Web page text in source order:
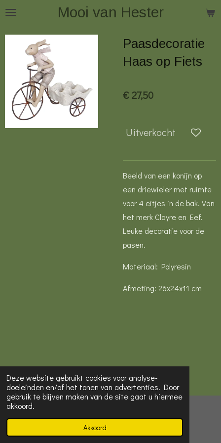
Deze website gebruikt cookies voor analyse-
doeleinden en/of het tonen van advertenties. Door
gebruik te blijven maken van de site gaat u hiermee
akkoord.
Akkoord
Ga
hoofdinhoud
Mooi van Hester
Paasdecoratie
Haas op Fiets
€ 27,50
Uitverkocht
Beeld van een konijn op
een driewieler met ruimte
voor 4 eitjes in de bak. Van
het merk Clayre en Eef.
Leuke decoratie voor de
pasen.
Materiaal: Polyresin
Afmeting: 26x24x11 cm
© 2022 - 2026 Mooi van Hester